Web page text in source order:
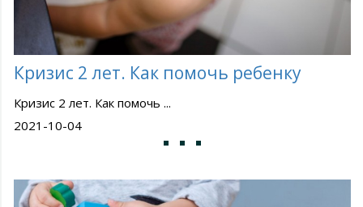
Кризис 2 лет. Как помочь ребенку
Кризис 2 лет. Как помочь ...
2021-10-04